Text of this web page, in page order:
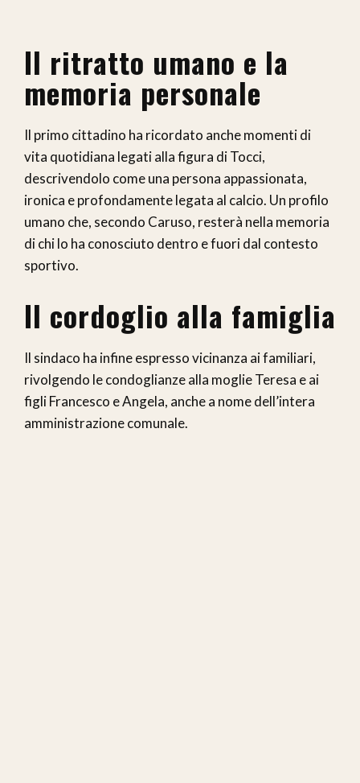
Il ritratto umano e la
memoria personale
Il primo cittadino ha ricordato anche momenti di
vita quotidiana legati alla figura di Tocci,
descrivendolo come una persona appassionata,
ironica e profondamente legata al calcio. Un profilo
umano che, secondo Caruso, resterà nella memoria
di chi lo ha conosciuto dentro e fuori dal contesto
sportivo.
Il cordoglio alla famiglia
Il sindaco ha infine espresso vicinanza ai familiari,
rivolgendo le condoglianze alla moglie Teresa e ai
figli Francesco e Angela, anche a nome dell’intera
amministrazione comunale.